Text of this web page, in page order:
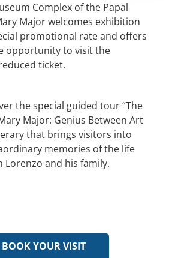
Complex of the Papal
Major welcomes exhibition
promotional rate and offers
opportunity to visit the
ticket.
the special guided tour “The
Major: Genius Between Art
that brings visitors into
memories of the life
Lorenzo and his family.
BOOK YOUR VISIT